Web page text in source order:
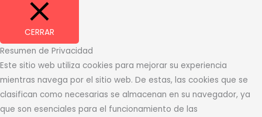
CERRAR
Resumen de Privacidad
Este sitio web utiliza cookies para mejorar su experiencia
mientras navega por el sitio web. De estas, las cookies que se
clasifican como necesarias se almacenan en su navegador, ya
que son esenciales para el funcionamiento de las